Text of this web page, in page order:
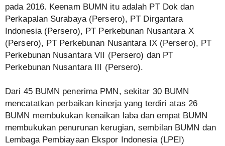
pada 2016. Keenam BUMN itu adalah PT Dok dan
Perkapalan Surabaya (Persero), PT Dirgantara
Indonesia (Persero), PT Perkebunan Nusantara X
(Persero), PT Perkebunan Nusantara IX (Persero), PT
Perkebunan Nusantara VII (Persero) dan PT
Perkebunan Nusantara III (Persero).
Dari 45 BUMN penerima PMN, sekitar 30 BUMN
mencatatkan perbaikan kinerja yang terdiri atas 26
BUMN membukukan kenaikan laba dan empat BUMN
membukukan penurunan kerugian, sembilan BUMN dan
Lembaga Pembiayaan Ekspor Indonesia (LPEI)